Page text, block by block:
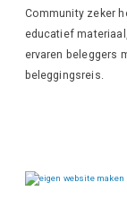
Community zeker
educatief
ervaren beleggers
beleggingsreis.